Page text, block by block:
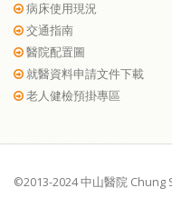
病床使用現況
交通指南
醫院配置圖
就醫資料申請文件下載
老人健檢預掛專區
©2013-2024 中山醫院 Chung